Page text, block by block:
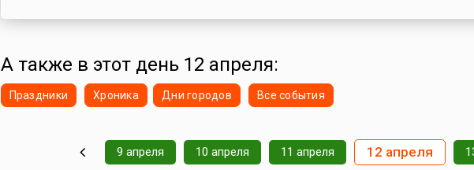
А также в этот день 12 апреля:
Праздники Хроника Дни городов Все события
9 апреля 10 апреля 11 апреля 12 апреля